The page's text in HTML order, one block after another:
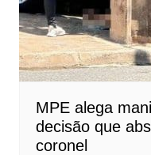
MPE alega
decisão que
coronel